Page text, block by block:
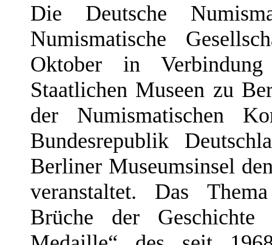
Die Deutsche
Numismatische
Oktober in
Staatlichen Museen zu
der Numismatischen
Bundesrepublik
Berliner Museumsinsel
veranstaltet. Das
Brüche der